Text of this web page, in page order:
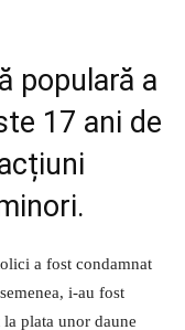
populară a
17 ani de
a fost condamnat
i-au fost
plata unor daune